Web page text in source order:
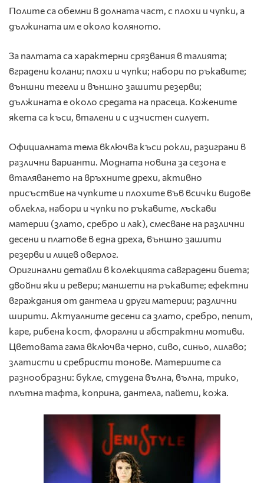
Полите са обемни в долната част, с плохи и чупки, а
дължината им е около коляното.
За палтата са характерни срязвания в талията;
вградени колани; плохи и чупки; набори по ръкавите;
външни тегели и външно зашити резерви;
дължината е около средата на прасеца. Кожените
якета са къси, вталени и с изчистен силует.
Официалната тема включва къси рокли, разиграни в
различни варианти. Модната новина за сезона е
вталяването на връхните дрехи, активно
присъствие на чупките и плохите във всички видове
облекла, набори и чупки по ръкавите, лъскави
материи (злато, сребро и лак), смесване на различни
десени и платове в една дреха, външно зашити
резерви и лицев оверлог.
Оригинални детайли в колекцията савградени биета;
двойни яки и ревери; маншети на ръкавите; ефектни
вграждания от дантела и други материи; различни
ширити. Актуалните десени са злато, сребро, пепит,
каре, рибена кост, флорални и абстрактни мотиви.
Цветовата гама включва черно, сиво, синьо, лилаво;
златисти и сребристи тонове. Материите са
разнообразни: букле, студена вълна, вълна, трико,
плътна тафта, коприна, дантела, пайети, кожа.